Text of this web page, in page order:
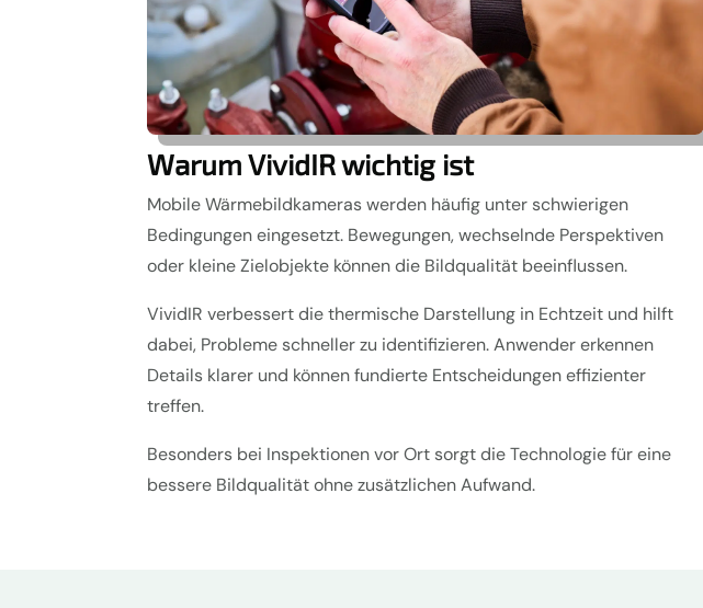
Warum VividIR wichtig ist
Mobile Wärmebildkameras werden häufig unter schwierigen
Bedingungen eingesetzt. Bewegungen, wechselnde Perspektiven
oder kleine Zielobjekte können die Bildqualität beeinflussen.
VividIR verbessert die thermische Darstellung in Echtzeit und hilft
dabei, Probleme schneller zu identifizieren. Anwender erkennen
Details klarer und können fundierte Entscheidungen effizienter
treffen.
Besonders bei Inspektionen vor Ort sorgt die Technologie für eine
bessere Bildqualität ohne zusätzlichen Aufwand.